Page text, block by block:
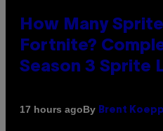
How Many
Fortnite?
Season 3 Sprite
17 hours agoBy Brent Koepp